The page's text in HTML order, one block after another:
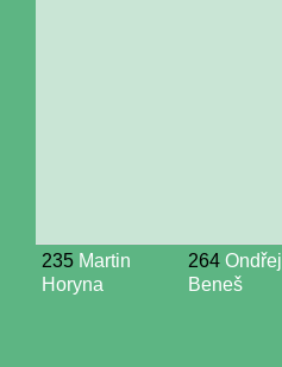
235 Martin
Horyna
264 Ondřej
Beneš